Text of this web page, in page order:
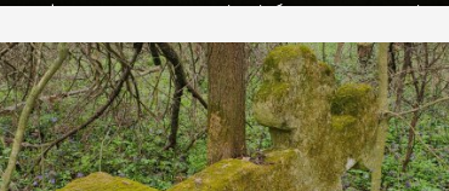
рельєфне пано, яке показує жінку і яблуню, а трохи далі,
дороги їх не видно, але видно дві стареньких колії у траві –
[…]